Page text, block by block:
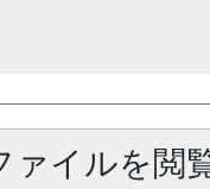
ァイルを閲